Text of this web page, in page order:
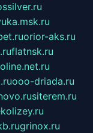
orior-aks.ru
flatnsk.ru
ooo-driada.ru
siterem.ru
grinox.ru